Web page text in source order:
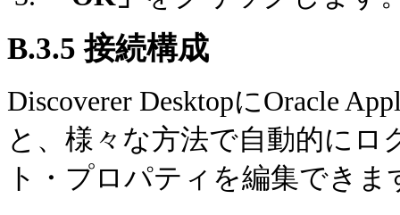
B.3.5 接続構成
Discoverer DesktopにOracle
と、様々な方法で自動的に
ト・プロパティを編集できま